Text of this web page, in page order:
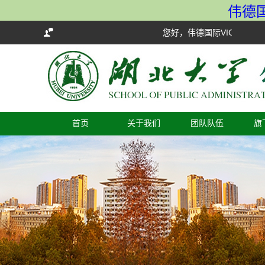
伟德
您好，伟德国际VICTOR1946
首页 关于我们 团队队伍 旗